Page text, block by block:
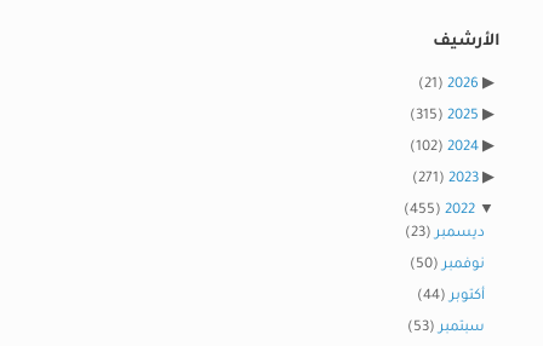
الأرشيف
2026
(21)
2025
(315)
2024
(102)
2023
(271)
2022
(455)
ديسمبر(23)
نوفمبر(50)
أكتوبر(44)
سبتمبر(53)